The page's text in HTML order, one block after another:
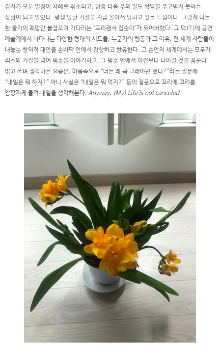
갑자기 모든 일정이 차례로 취소되고, 당장 다음 주의 일도 확답을 주고받지 못하는
상황이 되고 말았다. 평생 당할 거절을 지금 몰아서 당하고 있는 느낌이다. 그렇게 나는
한 줄기의 희망만 붙잡으며 기다리는 ‘프리랜서 집순이’가 되어버렸다. 그 덕(?)에 공연
예술계에서 나타나는 다양한 형태의 시도들, 누군가의 행동과 그 이유, 전 세계 사람들이
내놓는 창의적 대안을 손바닥 안에서 감상하고 향유한다. 그 손안의 세계에서는 모두가
취소와 거절을 넘어 멈춤을 이야기하고, 그 멈춤 안에서 이전보다 나아갈 것을 꿈꾼다.
읽고 쓰며 생각하는 요즘은, 마음속으로 “너는 왜 꼭 그래야만 했니?”라는 질문에
“내일은 뭐 하지?” 아니 사실은 “내일은 뭐 먹지?” 등의 질문으로 꼬리에 꼬리를
암팡지게 물며 내일을 생각해본다. Anyway, (My) Life is not canceled.